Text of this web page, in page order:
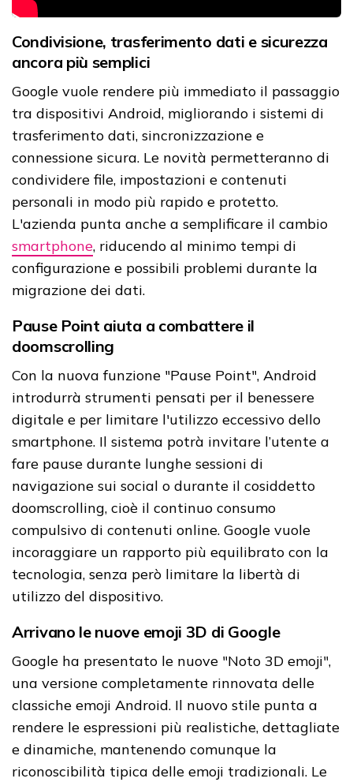
Condivisione, trasferimento dati e sicurezza
ancora più semplici
Google vuole rendere più immediato il passaggio
tra dispositivi Android, migliorando i sistemi di
trasferimento dati, sincronizzazione e
connessione sicura. Le novità permetteranno di
condividere file, impostazioni e contenuti
personali in modo più rapido e protetto.
L'azienda punta anche a semplificare il cambio
smartphone, riducendo al minimo tempi di
configurazione e possibili problemi durante la
migrazione dei dati.
Pause Point aiuta a combattere il
doomscrolling
Con la nuova funzione "Pause Point", Android
introdurrà strumenti pensati per il benessere
digitale e per limitare l'utilizzo eccessivo dello
smartphone. Il sistema potrà invitare l’utente a
fare pause durante lunghe sessioni di
navigazione sui social o durante il cosiddetto
doomscrolling, cioè il continuo consumo
compulsivo di contenuti online. Google vuole
incoraggiare un rapporto più equilibrato con la
tecnologia, senza però limitare la libertà di
utilizzo del dispositivo.
Arrivano le nuove emoji 3D di Google
Google ha presentato le nuove "Noto 3D emoji",
una versione completamente rinnovata delle
classiche emoji Android. Il nuovo stile punta a
rendere le espressioni più realistiche, dettagliate
e dinamiche, mantenendo comunque la
riconoscibilità tipica delle emoji tradizionali. Le